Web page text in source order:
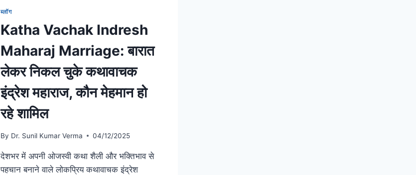
ब्लॉग
Katha Vachak Indresh
Maharaj Marriage: बारात
लेकर निकल चुके कथावाचक
इंद्रेश महाराज, कौन मेहमान हो
रहे शामिल
By Dr. Sunil Kumar Verma 04/12/2025
देशभर में अपनी ओजस्वी कथा शैली और भक्तिभाव से
पहचान बनाने वाले लोकप्रिय कथावाचक इंद्रेश